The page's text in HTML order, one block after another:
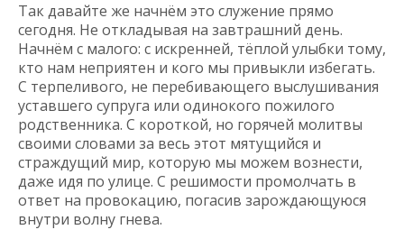
Так давайте же начнём это служение прямо
сегодня. Не откладывая на завтрашний день.
Начнём с малого: с искренней, тёплой улыбки тому,
кто нам неприятен и кого мы привыкли избегать.
С терпеливого, не перебивающего выслушивания
уставшего супруга или одинокого пожилого
родственника. С короткой, но горячей молитвы
своими словами за весь этот мятущийся и
страждущий мир, которую мы можем вознести,
даже идя по улице. С решимости промолчать в
ответ на провокацию, погасив зарождающуюся
внутри волну гнева.